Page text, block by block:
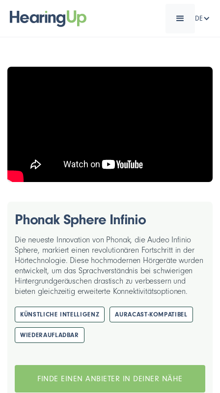
DE
Phonak Sphere Infinio
Die neueste Innovation von Phonak, die Audeo Infinio
Sphere, markiert einen revolutionären Fortschritt in der
Hörtechnologie. Diese hochmodernen Hörgeräte wurden
entwickelt, um das Sprachverständnis bei schwierigen
Hintergrundgeräuschen drastisch zu verbessern und
bieten gleichzeitig erweiterte Konnektivitätsoptionen.
KÜNSTLICHE INTELLIGENZ AURACAST-KOMPATIBEL
WIEDERAUFLADBAR
FINDE EINEN ANBIETER IN DEINER NÄHE